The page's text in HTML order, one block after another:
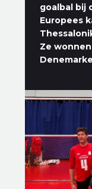
goalbal bij
Europees
Ze